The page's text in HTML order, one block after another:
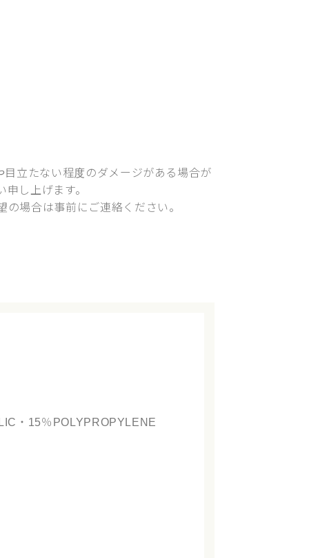
立たない程度のダメージがある場合が
し上げます。
場合は事前にご連絡ください。
％POLYPROPYLENE